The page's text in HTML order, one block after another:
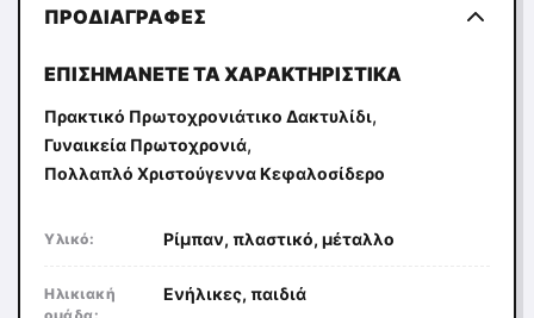
ΠΡΟΔΙΑΓΡΑΦΈΣ
ΕΠΙΣΗΜΆΝΕΤΕ ΤΑ ΧΑΡΑΚΤΗΡΙΣΤΙΚΆ
Πρακτικό Πρωτοχρονιάτικο Δακτυλίδι,
Γυναικεία Πρωτοχρονιά,
Πολλαπλό Χριστούγεννα Κεφαλοσίδερο
Υλικό: Ρίμπαν, πλαστικό, μέταλλο
Ηλικιακή
Ενήλικες, παιδιά